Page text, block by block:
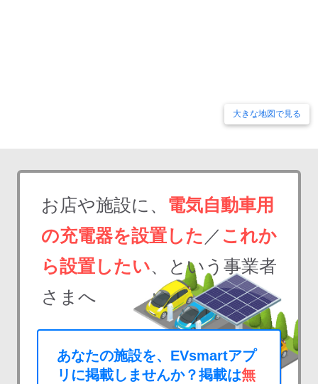
大きな地図で見る
お店や施設に、 電気自動車用
の充電器を設置した ／ これか
ら設置したい、という事業者
さまへ
あなたの施設を、EVsmartアプ
リに掲載しませんか？掲載は無